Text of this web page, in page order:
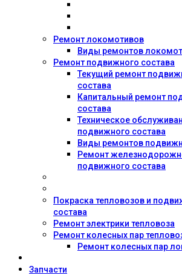
Ремонт локомотивов
Виды ремонтов
Ремонт подвижного состава
Текущий ремонт
состава
Капитальный ремонт
состава
Техническое
подвижного состава
Виды ремонтов
Ремонт
подвижного состава
Покраска тепловозов и
состава
Ремонт электрики тепловоза
Ремонт колесных пар
Ремонт колесных пар
Запчасти